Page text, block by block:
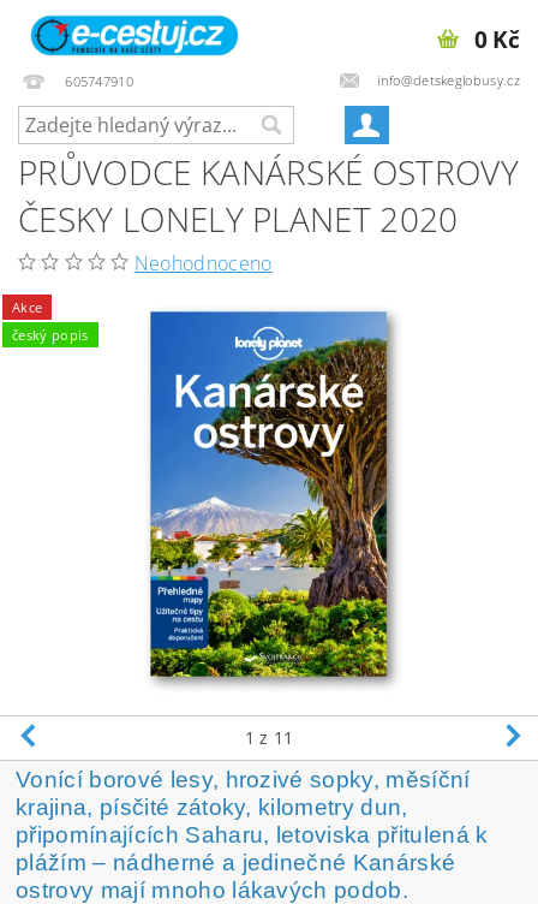
605747910 info@detskeglobusy.cz
0 Kč
PRŮVODCE KANÁRSKÉ OSTROVY
ČESKY LONELY PLANET 2020
Neohodnoceno
Akce
český popis
1 z 11
Vonící borové lesy, hrozivé sopky, měsíční
krajina, písčité zátoky, kilometry dun,
připomínajících Saharu, letoviska přitulená k
plážím – nádherné a jedinečné Kanárské
ostrovy mají mnoho lákavých podob.